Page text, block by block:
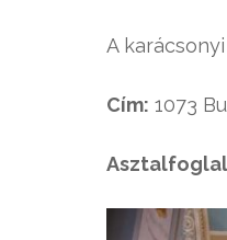
A
Cím: 1073